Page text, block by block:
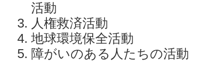
活動
人権救済活動
地球環境保全活動
障がいのある人たちの活動